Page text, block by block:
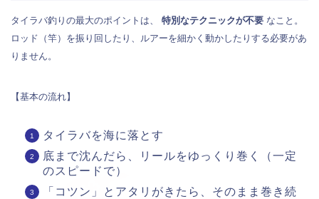
タイラバ釣りの最大のポイントは、 特別なテクニックが不要 なこと。
ロッド（竿）を振り回したり、ルアーを細かく動かしたりする必要があ
りません。
【基本の流れ】
タイラバを海に落とす
底まで沈んだら、リールをゆっくり巻く（一定
のスピードで）
「コツン」とアタリがきたら、そのまま巻き続